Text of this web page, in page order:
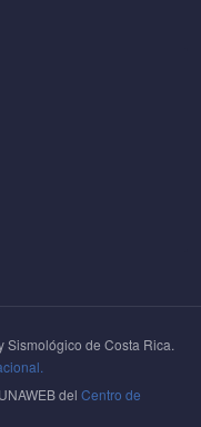
de Costa Rica.
del Centro de